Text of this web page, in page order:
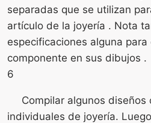
separadas que se utilizan
artículo de la joyería . Nota
especificaciones alguna
componente en sus dibujos .
6
Compilar algunos
individuales de joyería.